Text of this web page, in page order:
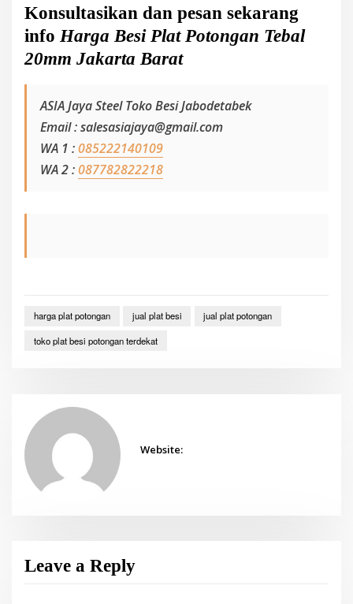
Konsultasikan dan pesan sekarang
info Harga Besi Plat Potongan Tebal
20mm Jakarta Barat
ASIA Jaya Steel Toko Besi Jabodetabek
Email : salesasiajaya@gmail.com
WA 1 :085222140109
WA 2 :087782822218
harga plat potongan jual plat besi
jual plat potongan
toko plat besi potongan terdekat
Website:
Leave a Reply